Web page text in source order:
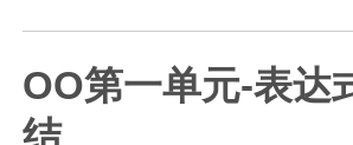
OO第一单元-表达
结